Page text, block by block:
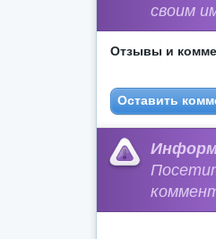
своим
Отзывы и
Оставить